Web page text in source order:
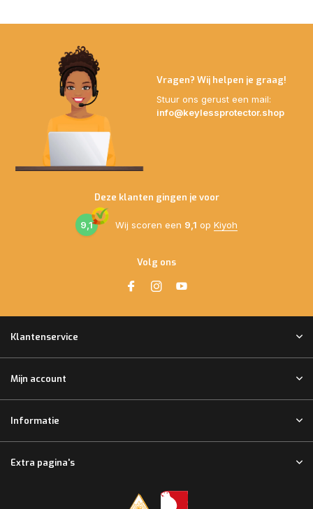
Vragen? Wij helpen je graag!
Stuur ons gerust een mail:
info@keylessprotector.shop
Deze klanten gingen je voor
9,1 Wij scoren een 9,1 op Kiyoh
Volg ons
Klantenservice
Mijn account
Informatie
Extra pagina's